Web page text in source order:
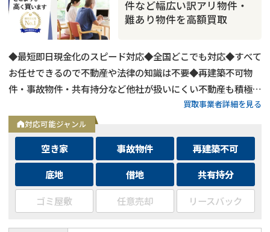
件など幅広い訳アリ物件・
難あり物件を高額買取
◆最短即日現金化のスピード対応◆全国どこでも対応◆すべて
お任せできるので不動産や法律の知識は不要◆再建築不可物
件・事故物件・共有持分など他社が扱いにくい不動産も積極買
取◆残置物・ゴミ屋敷・シロアリ被害がある物件もそのままで
買取
買取事業者詳細を見る
対応可能ジャンル
空き家 事故物件
再建築不可
底地
借地
共有持分
ゴミ屋敷
任意売却 リースバック